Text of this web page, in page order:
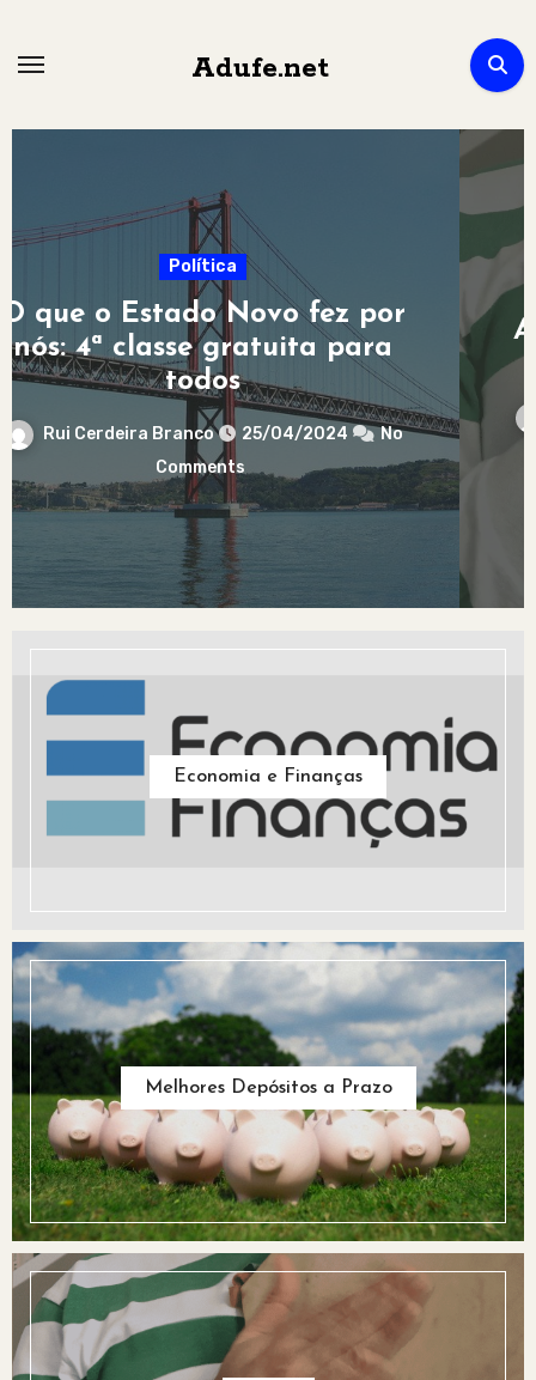
Adufe.net
Política Portugal
Amanhã também é dia 25 de
abril
Rui Cerdeira Branco 25/04/2024
No
Comments
Economia e Finanças
Melhores Depósitos a Prazo